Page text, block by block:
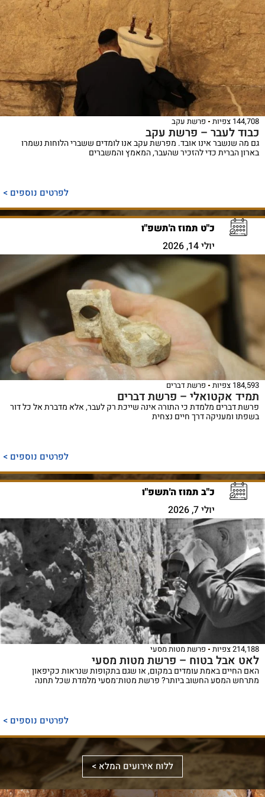
144,708 צפיות פרשת עקב
כבוד לעבר – פרשת עקב
גם מה שנשבר אינו אובד. מפרשת עקב אנו לומדים ששברי הלוחות נשמרו
בארון הברית כדי להזכיר שהעבר, המאמץ והמשברים
לפרטים נוספים >
כ"ט תמוז ה'תשפ"ו
יולי 14, 2026
184,593 צפיות פרשת דברים
תמיד אקטואלי – פרשת דברים
פרשת דברים מלמדת כי התורה אינה שייכת רק לעבר, אלא מדברת אל כל דור
בשפתו ומעניקה דרך חיים נצחית
לפרטים נוספים >
כ"ב תמוז ה'תשפ"ו
יולי 7, 2026
214,188 צפיות פרשת מטות מסעי
לאט אבל בטוח – פרשת מטות מסעי
האם החיים באמת עומדים במקום, או שגם בתקופות שנראות כקיפאון
מתרחש המסע החשוב ביותר? פרשת מטות־מסעי מלמדת שכל תחנה
לפרטים נוספים >
ללוח אירועים המלא >
לראשונה,
מכלול
הדינים
באמצעות
תמונות
ספר
אלבומי
מפואר
המשחזר